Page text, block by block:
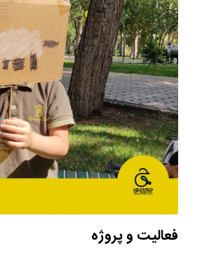
فعالیت و پروژه